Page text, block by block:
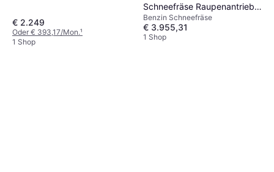
€ 2.249
Oder € 393,17/Mon.¹
1 Shop
Schneefräse Raupenantrieb
WS380
Benzin Schneefräse
€ 3.955,31
1 Shop